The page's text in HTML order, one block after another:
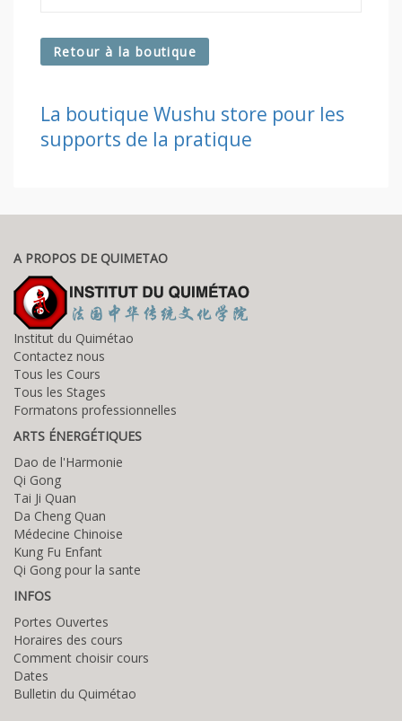
Retour à la boutique
La boutique Wushu store pour les
supports de la pratique
A PROPOS DE QUIMETAO
Institut du Quimétao
Contactez nous
Tous les Cours
Tous les Stages
Formatons professionnelles
ARTS ÉNERGÉTIQUES
Dao de l'Harmonie
Qi Gong
Tai Ji Quan
Da Cheng Quan
Médecine Chinoise
Kung Fu Enfant
Qi Gong pour la sante
INFOS
Portes Ouvertes
Horaires des cours
Comment choisir cours
Dates
Bulletin du Quimétao